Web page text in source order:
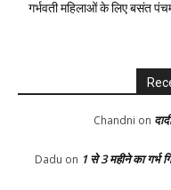
गर्भवती महिलाओं के लिए बसंत
Chandni on
Dadu on 1 से 3 महीने का